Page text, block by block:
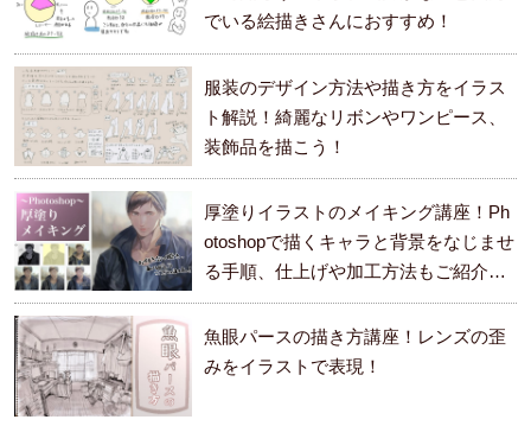
でいる絵描きさんにおすすめ！
服装のデザイン方法や描き方をイラス
ト解説！綺麗なリボンやワンピース、
装飾品を描こう！
厚塗りイラストのメイキング講座！Ph
otoshopで描くキャラと背景をなじませ
る手順、仕上げや加工方法もご紹介し
ます。
魚眼パースの描き方講座！レンズの歪
みをイラストで表現！